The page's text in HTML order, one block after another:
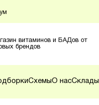
витаминов и БАДов от
брендов
СхемыО насСклады